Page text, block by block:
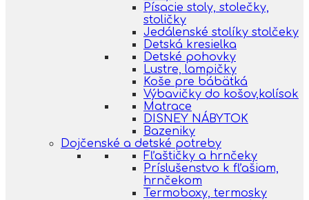
Písacie stoly, stolečky,
stoličky
Jedálenské stolíky stolčeky
Detská kresielka
Detské pohovky
Lustre, lampičky
Koše pre bábätká
Výbavičky do košov,kolísok
Matrace
DISNEY NÁBYTOK
Bazeniky
Dojčenské a detské potreby
Fľaštičky a hrnčeky
Príslušenstvo k fľašiam,
hrnčekom
Termoboxy, termosky